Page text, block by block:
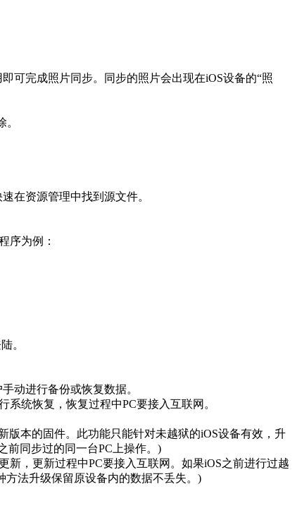
可完成照片同步。同步的照片会出现在iOS设备的“照
在资源管理中找到源文件。
序为例：
。
动进行备份或恢复数据。
系统恢复，恢复过程中PC要接入互联网。
版本的固件。此功能只能针对未越狱的iOS设备有效，升
前同步过的同一台PC上操作。)
新，更新过程中PC要接入互联网。如果iOS之前进行过越
方法升级保留原设备内的数据不丢失。)